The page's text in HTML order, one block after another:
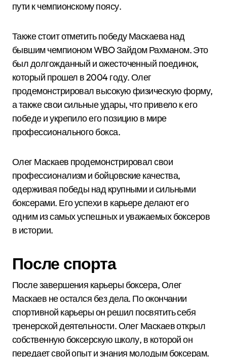
пути к чемпионскому поясу.
Также стоит отметить победу Маскаева над
бывшим чемпионом WBO Зайдом Рахманом. Это
был долгожданный и ожесточенный поединок,
который прошел в 2004 году. Олег
продемонстрировал высокую физическую форму,
а также свои сильные удары, что привело к его
победе и укрепило его позицию в мире
профессионального бокса.
Олег Маскаев продемонстрировал свои
профессионализм и бойцовские качества,
одерживая победы над крупными и сильными
боксерами. Его успехи в карьере делают его
одним из самых успешных и уважаемых боксеров
в истории.
После спорта
После завершения карьеры боксера, Олег
Маскаев не остался без дела. По окончании
спортивной карьеры он решил посвятить себя
тренерской деятельности. Олег Маскаев открыл
собственную боксерскую школу, в которой он
передает свой опыт и знания молодым боксерам.